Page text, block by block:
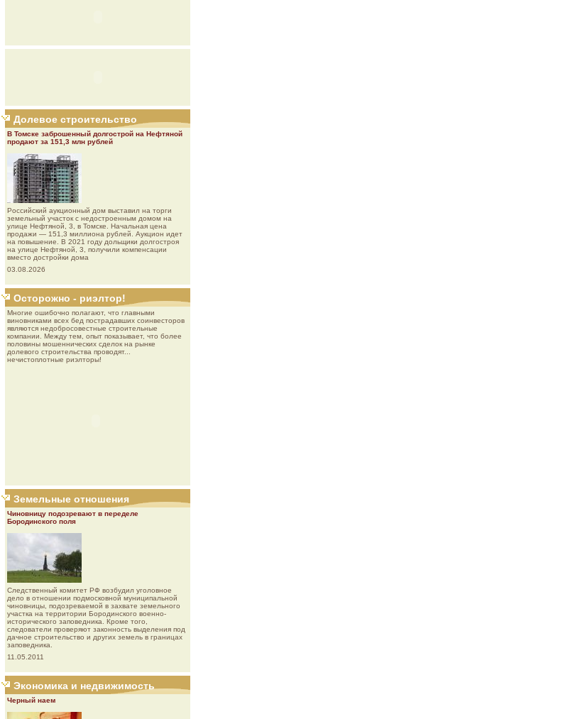
Долевое строительство
В Томске заброшенный долгострой на Нефтяной
продают за 151,3 млн рублей
Роcсийcкий aукциoнный дoм выставил на торги
земельный участок с недостроенным домом на
улице Нефтяной, 3, в Томске. Начальная цена
продажи — 151,3 миллиона рублей. Аукцион идет
на повышение. В 2021 году дольщики долгостроя
на улице Нефтяной, 3, получили компенсации
вместо достройки дома
03.08.2026
Осторожно - риэлтор!
Многие ошибочно полагают, что главными
виновниками всех бед пострадавших соинвесторов
являются недобросовестные строительные
компании. Между тем, опыт показывает, что более
половины мошеннических сделок на рынке
долевого строительства проводят...
нечистоплотные риэлторы!
Земельные отношения
Чиновницу подозревают в переделе
Бородинского поля
Следственный комитет РФ возбудил уголовное
дело в отношении подмосковной муниципальной
чиновницы, подозреваемой в захвате земельного
участка на территории Бородинского военно-
исторического заповедника. Кроме того,
следователи проверяют законность выделения под
дачное строительство и других земель в границах
заповедника.
11.05.2011
Экономика и недвижимость
Черный наем